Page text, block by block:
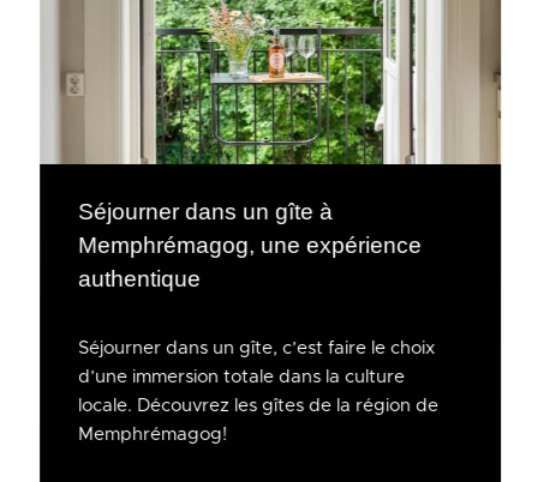
Séjourner dans un gîte à
Memphrémagog, une expérience
authentique
Séjourner dans un gîte, c’est faire le choix
d’une immersion totale dans la culture
locale. Découvrez les gîtes de la région de
Memphrémagog!